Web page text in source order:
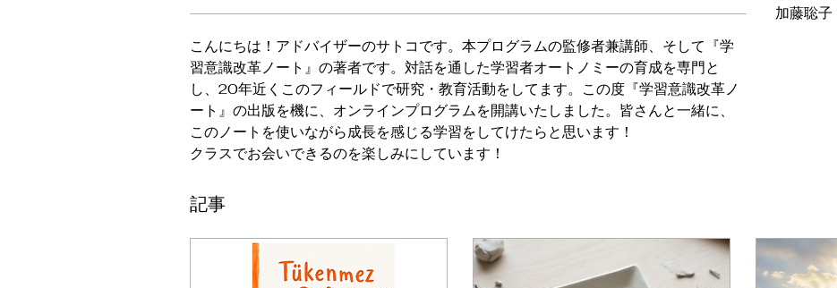
こんにちは！アドバイザーのサトコです。本プログラムの監修者兼講師、そして『学
習意識改革ノート』の著者です。対話を通した学習者オートノミーの育成を専門と
し、20年近くこのフィールドで研究・教育活動をしてます。この度『学習意識改革ノ
ート』の出版を機に、オンラインプログラムを開講いたしました。皆さんと一緒に、
このノートを使いながら成長を感じる学習をしてけたらと思います！
クラスでお会いできるのを楽しみにしています！
加藤聡子
記事